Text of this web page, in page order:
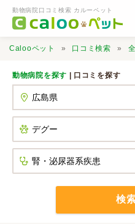
動物病院口コミ検索 カルーペット
口コミ検索
Calooペット 口コミ検索
動物病院を探す | 口コミを探す
検